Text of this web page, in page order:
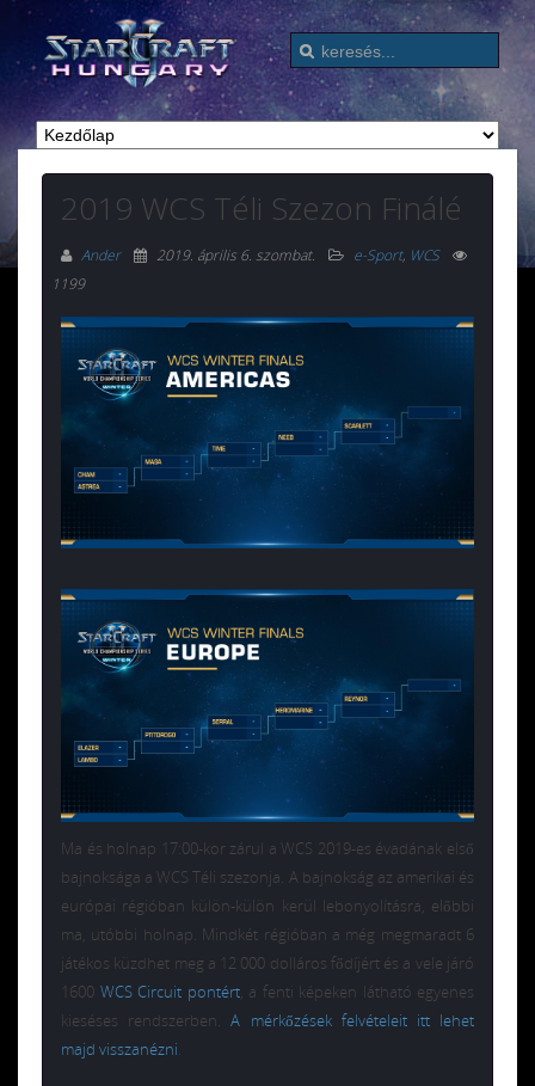
2019 WCS Téli Szezon Finálé
Ander 2019. április 6. szombat. e-Sport, WCS
1199
Ma és holnap 17:00-kor zárul a WCS 2019-es évadának első
bajnoksága a WCS Téli szezonja. A bajnokság az amerikai és
európai régióban külön-külön kerül lebonyolításra, előbbi
ma, utóbbi holnap. Mindkét régióban a még megmaradt 6
játékos küzdhet meg a 12 000 dolláros fődíjért és a vele járó
1600 WCS Circuit pontért, a fenti képeken látható egyenes
kieséses rendszerben.A mérkőzések felvételeit itt lehet
majd visszanézni.